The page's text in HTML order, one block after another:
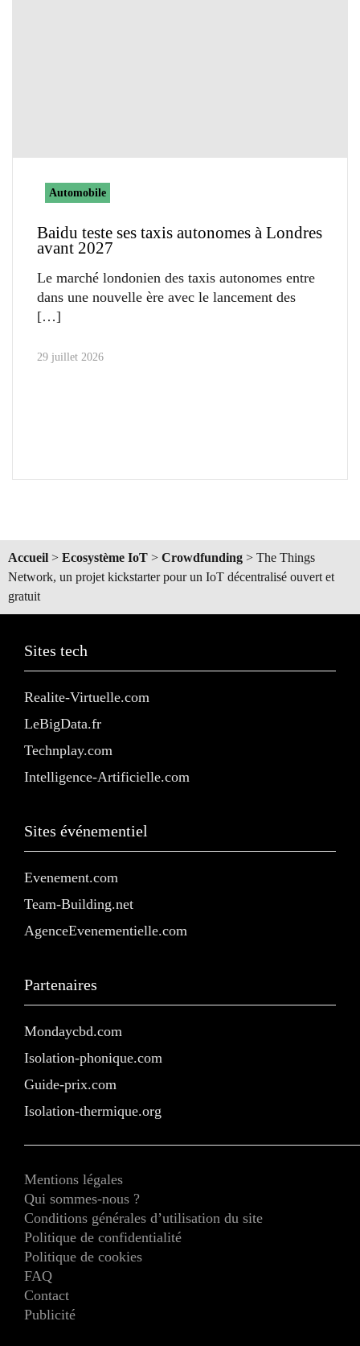
Automobile
Baidu teste ses taxis autonomes à Londres
avant 2027
Le marché londonien des taxis autonomes entre
dans une nouvelle ère avec le lancement des
29 juillet 2026
Accueil > Ecosystème IoT > Crowdfunding > The Things
Network, un projet kickstarter pour un IoT décentralisé ouvert et
gratuit
Sites tech
Realite-Virtuelle.com
LeBigData.fr
Technplay.com
Intelligence-Artificielle.com
Sites événementiel
Evenement.com
Team-Building.net
AgenceEvenementielle.com
Partenaires
Mondaycbd.com
Isolation-phonique.com
Guide-prix.com
Isolation-thermique.org
Mentions légales
Qui sommes-nous ?
Conditions générales d’utilisation du site
Politique de confidentialité
Politique de cookies
FAQ
Contact
Publicité